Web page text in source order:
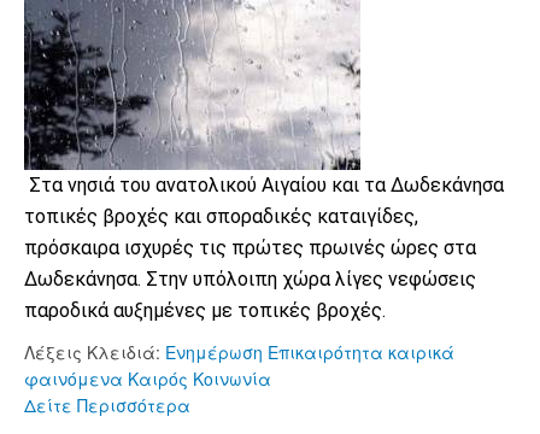
Στα νησιά του ανατολικού Αιγαίου και τα Δωδεκάνησα
τοπικές βροχές και σποραδικές καταιγίδες,
πρόσκαιρα ισχυρές τις πρώτες πρωινές ώρες στα
Δωδεκάνησα. Στην υπόλοιπη χώρα λίγες νεφώσεις
παροδικά αυξημένες με τοπικές βροχές.
Λέξεις Κλειδιά: Ενημέρωση Επικαιρότητα καιρικά
φαινόμενα Καιρός Κοινωνία
Δείτε Περισσότερα